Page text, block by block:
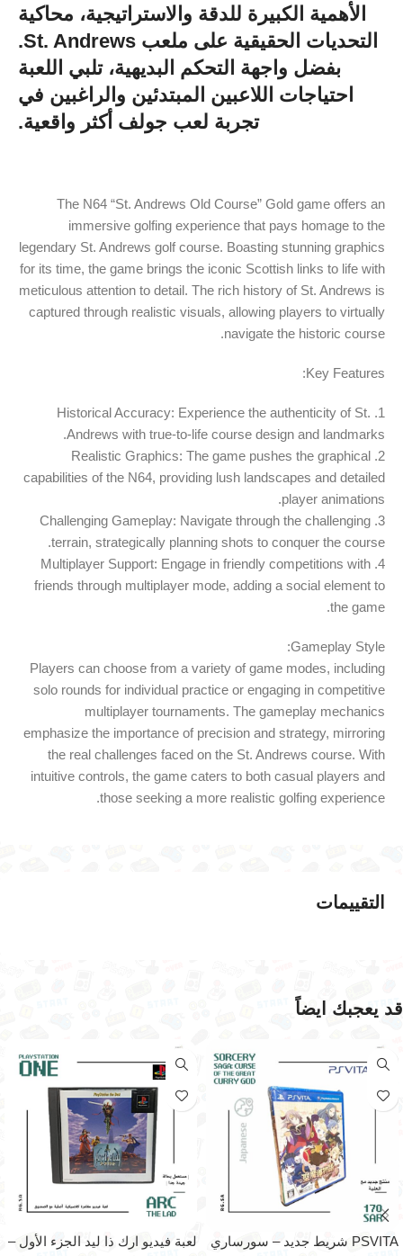
الأهمية الكبيرة للدقة والاستراتيجية، محاكية
التحديات الحقيقية على ملعب St. Andrews.
بفضل واجهة التحكم البديهية، تلبي اللعبة
احتياجات اللاعبين المبتدئين والراغبين في
تجربة لعب جولف أكثر واقعية.
The N64 “St. Andrews Old Course” Gold game offers an
immersive golfing experience that pays homage to the
legendary St. Andrews golf course. Boasting stunning graphics
for its time, the game brings the iconic Scottish links to life with
meticulous attention to detail. The rich history of St. Andrews is
captured through realistic visuals, allowing players to virtually
navigate the historic course.
Key Features:
1. Historical Accuracy: Experience the authenticity of St.
Andrews with true-to-life course design and landmarks.
2. Realistic Graphics: The game pushes the graphical
capabilities of the N64, providing lush landscapes and detailed
player animations.
3. Challenging Gameplay: Navigate through the challenging
terrain, strategically planning shots to conquer the course.
4. Multiplayer Support: Engage in friendly competitions with
friends through multiplayer mode, adding a social element to
the game.
Gameplay Style:
Players can choose from a variety of game modes, including
solo rounds for individual practice or engaging in competitive
multiplayer tournaments. The gameplay mechanics
emphasize the importance of precision and strategy, mirroring
the real challenges faced on the St. Andrews course. With
intuitive controls, the game caters to both casual players and
those seeking a more realistic golfing experience.
التقييمات
قد يعجبك ايضاً
PSVITA شريط جديد – سورساري
لعبة فيديو ارك ذا ليد الجزء الأول –